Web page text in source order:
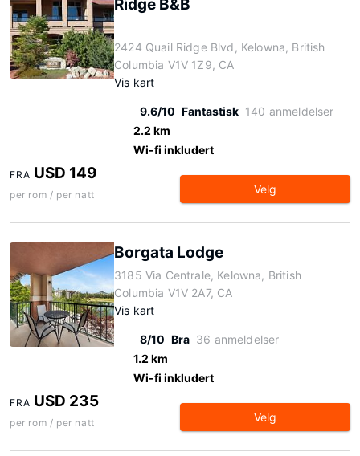
Ridge B&B
2424 Quail Ridge Blvd, Kelowna, British
Columbia V1V 1Z9, CA
Vis kart
9.6/10 Fantastisk 140 anmeldelser
2.2 km
Wi-fi inkludert
FRA USD 149
per rom / per natt Velg
Borgata Lodge
3185 Via Centrale, Kelowna, British
Columbia V1V 2A7, CA
Vis kart
8/10 Bra 36 anmeldelser
1.2 km
Wi-fi inkludert
FRA USD 235
per rom / per natt Velg